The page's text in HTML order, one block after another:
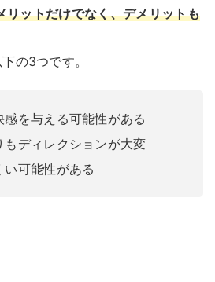
ットだけでなく、デメリットも
の3つです。
を与える可能性がある
もディレクションが大変
可能性がある